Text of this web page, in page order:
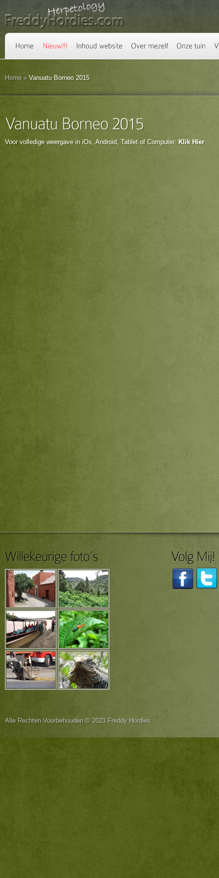
Home » Vanuatu Borneo 2015
Voor volledige weergave in iOs, Android, Tablet of Computer: Klik Hier
Alle Rechten Voorbehouden © 2023 Freddy Hordies